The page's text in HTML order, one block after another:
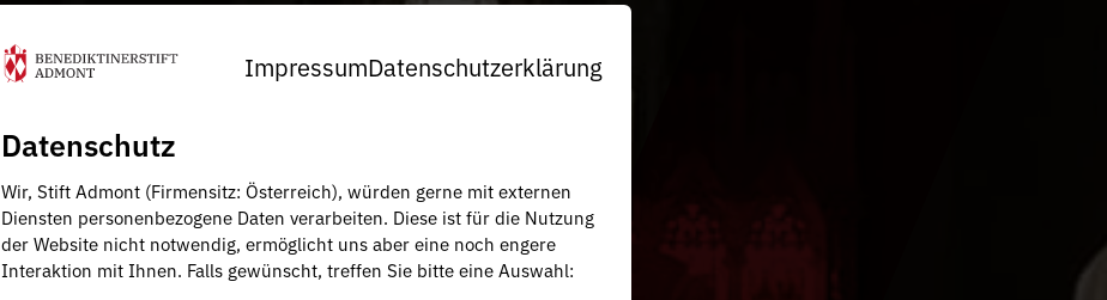
ImpressumDatenschutzerklärung
Datenschutz
Wir, Stift Admont (Firmensitz: Österreich), würden gerne mit externen
Diensten personenbezogene Daten verarbeiten. Diese ist für die Nutzung
der Website nicht notwendig, ermöglicht uns aber eine noch engere
Interaktion mit Ihnen. Falls gewünscht, treffen Sie bitte eine Auswahl: